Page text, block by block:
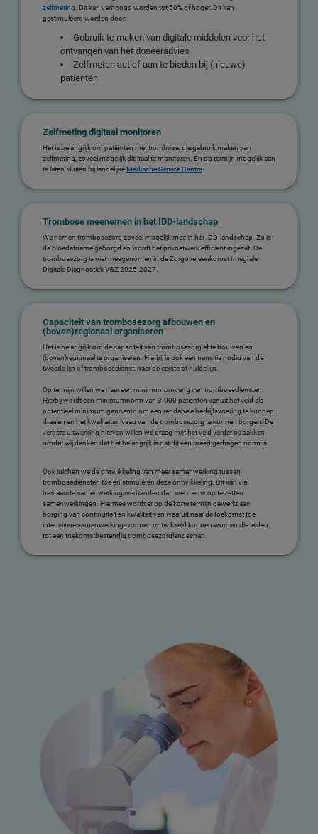
zelfmeting. Dit kan verhoogd worden tot 50% of hoger. Dit kan
gestimuleerd worden door:
Gebruik te maken van digitale middelen voor het
ontvangen van het doseeradvies
Zelfmeten actief aan te bieden bij (nieuwe)
patiënten
Zelfmeting digitaal monitoren
Het is belangrijk om patiënten met trombose, die gebruik maken van
zelfmeting, zoveel mogelijk digitaal te monitoren. En op termijn mogelijk aan
te laten sluiten bij landelijke Medische Service Centra.
Trombose meenemen in het IDD-landschap
We nemen trombosezorg zoveel mogelijk mee in het IDD-landschap. Zo is
de bloedafname geborgd en wordt het priknetwerk efficiënt ingezet. De
trombosezorg is niet meegenomen in de Zorgovereenkomst Integrale
Digitale Diagnostiek VGZ 2025-2027.
Capaciteit van trombosezorg afbouwen en
(boven)regionaal organiseren
Het is belangrijk om de capaciteit van trombosezorg af te bouwen en
(boven)regionaal te organiseren. Hierbij is ook een transitie nodig van de
tweede lijn of trombosedienst, naar de eerste of nulde lijn.
Op termijn willen we naar een minimumomvang van trombosediensten.
Hierbij wordt een minimumnorm van 3.000 patiënten vanuit het veld als
potentieel minimum genoemd om een rendabele bedrijfsvoering te kunnen
draaien en het kwaliteitsniveau van de trombosezorg te kunnen borgen. De
verdere uitwerking hiervan willen we graag met het veld verder oppakken,
omdat wij denken dat het belangrijk is dat dit een breed gedragen norm is.
Ook juichen we de ontwikkeling van meer samenwerking tussen
trombosediensten toe en stimuleren deze ontwikkeling. Dit kan via
bestaande samenwerkingsverbanden dan wel nieuw op te zetten
samenwerkingen. Hiermee wordt er op de korte termijn gewerkt aan
borging van continuïteit en kwaliteit van waaruit naar de toekomst toe
intensivere samenwerkingsvormen ontwikkeld kunnen worden die leiden
tot een toekomstbestendig trombosezorglandschap.